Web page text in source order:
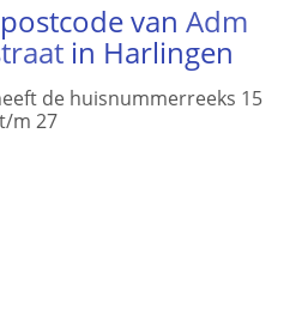
van Adm
in Harlingen
de huisnummerreeks 15
t/m 27